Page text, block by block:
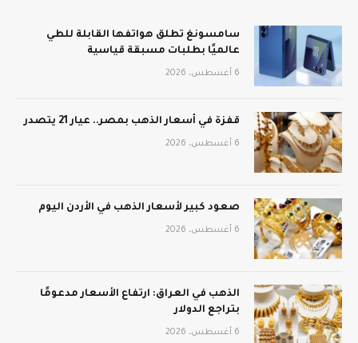
سامسونغ تطلق هواتفها القابلة للطي
عالميًا بطلبات مسبقة قياسية
6 أغسطس، 2026
قفزة في أسعار الذهب بمصر.. عيار 21 يتصدر
6 أغسطس، 2026
صعود كبير لأسعار الذهب في الأردن اليوم
6 أغسطس، 2026
الذهب في العراق: ارتفاع الأسعار مدعومًا
بتراجع الدولار
6 أغسطس، 2026